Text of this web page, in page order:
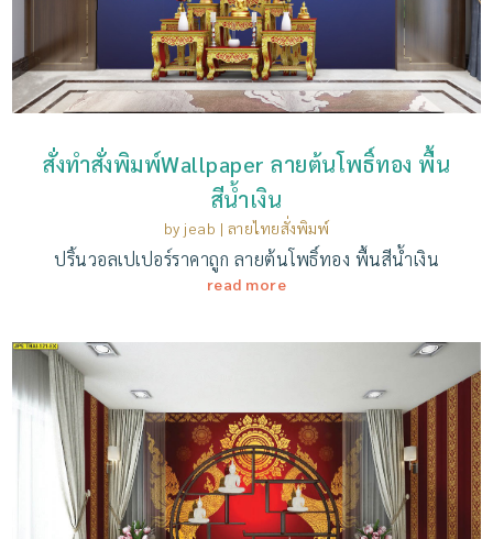
สั่งทำสั่งพิมพ์Wallpaper ลายต้นโพธิ์ทอง พื้น
สีน้ำเงิน
by jeab | ลายไทยสั่งพิมพ์
ปริ้นวอลเปเปอร์ราคาถูก ลายต้นโพธิ์ทอง พื้นสีน้ำเงิน
read more